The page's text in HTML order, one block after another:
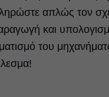
απλώς τον
και
του